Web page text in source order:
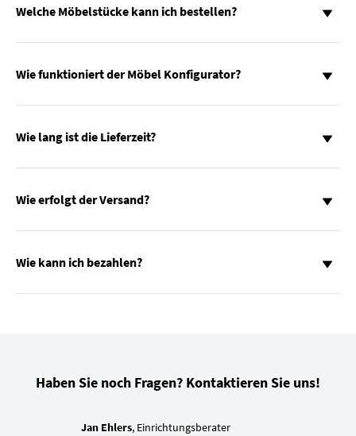
Welche Möbelstücke kann ich bestellen?
Wie funktioniert der Möbel Konfigurator?
Wie lang ist die Lieferzeit?
Wie erfolgt der Versand?
Wie kann ich bezahlen?
Haben Sie noch Fragen? Kontaktieren Sie uns!
Jan Ehlers, Einrichtungsberater